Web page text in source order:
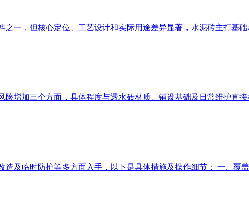
一，但核心定位、工艺设计和实际用途差异显著，水泥砖主打基
增加三个方面，具体程度与透水砖材质、铺设基础及日常维护直接
及临时防护等多方面入手，以下是具体措施及操作细节： 一、覆